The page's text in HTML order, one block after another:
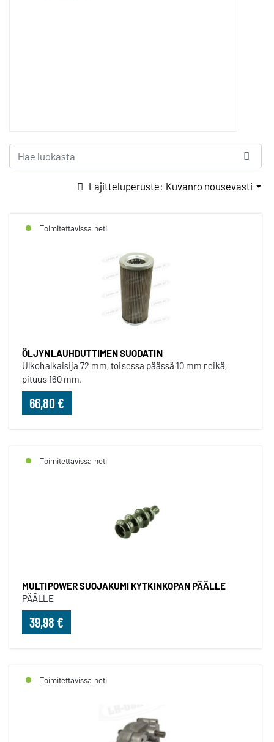
Lajitteluperuste: Kuvanro nousevasti
Toimitettavissa heti
ÖLJYNLAUHDUTTIMEN SUODATIN
Ulkohalkaisija 72 mm, toisessa päässä 10 mm reikä,
pituus 160 mm.
66,80 €
Toimitettavissa heti
MULTIPOWER SUOJAKUMI KYTKINKOPAN PÄÄLLE
PÄÄLLE
39,98 €
Toimitettavissa heti